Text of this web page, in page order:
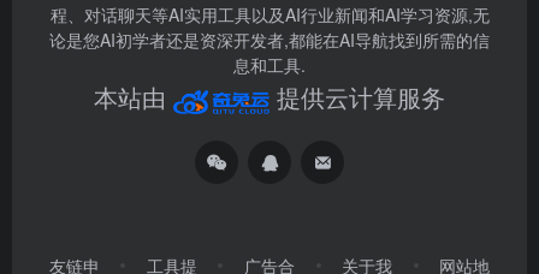
程、对话聊天等AI实用工具以及AI行业新闻和AI学习资源,无
论是您AI初学者还是资深开发者,都能在AI导航找到所需的信
息和工具.
本站由 提供云计算服务
友链申
工具提
广告合
关于我
网站地